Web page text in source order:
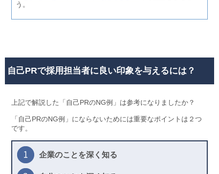
う。
自己PRで採用担当者に良い印象を与えるには？
上記で解説した「自己PRのNG例」は参考になりましたか？
「自己PRのNG例」にならないためには重要なポイントは２つ
です。
企業のことを深く知る